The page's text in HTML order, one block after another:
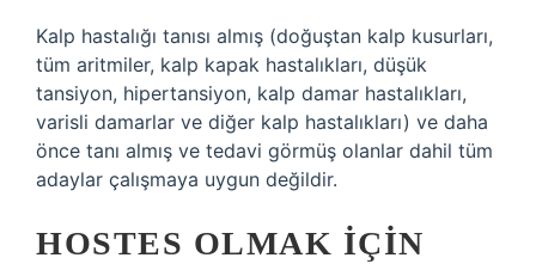
Kalp hastalığı tanısı almış (doğuştan kalp kusurları,
tüm aritmiler, kalp kapak hastalıkları, düşük
tansiyon, hipertansiyon, kalp damar hastalıkları,
varisli damarlar ve diğer kalp hastalıkları) ve daha
önce tanı almış ve tedavi görmüş olanlar dahil tüm
adaylar çalışmaya uygun değildir.
HOSTES OLMAK IÇIN